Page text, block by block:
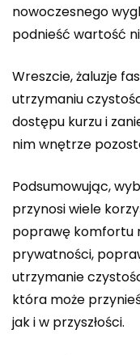
nowoczesnego
podnieść wartość
Wreszcie, żaluzje
utrzymaniu
dostępu kurzu i
nim wnętrze
Podsumowując,
przynosi wiele
poprawę komfortu
prywatności,
utrzymanie
która może
jak i w przyszłości.